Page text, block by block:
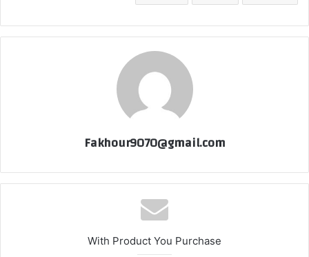
Fakhour9070@gmail.com
With Product You Purchase